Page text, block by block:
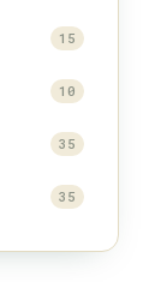
15
10
35
35